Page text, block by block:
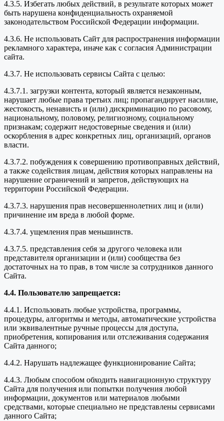
4.3.5. Избегать любых действий, в результате которых может
быть нарушена конфиденциальность охраняемой
законодательством Российской Федерации информации.
4.3.6. Не использовать Сайт для распространения информации
рекламного характера, иначе как с согласия Администрации
сайта.
4.3.7. Не использовать сервисы Сайта с целью:
4.3.7.1. загрузки контента, который является незаконным,
нарушает любые права третьих лиц; пропагандирует насилие,
жестокость, ненависть и (или) дискриминацию по расовому,
национальному, половому, религиозному, социальному
признакам; содержит недостоверные сведения и (или)
оскорбления в адрес конкретных лиц, организаций, органов
власти.
4.3.7.2. побуждения к совершению противоправных действий,
а также содействия лицам, действия которых направлены на
нарушение ограничений и запретов, действующих на
территории Российской Федерации.
4.3.7.3. нарушения прав несовершеннолетних лиц и (или)
причинение им вреда в любой форме.
4.3.7.4. ущемления прав меньшинств.
4.3.7.5. представления себя за другого человека или
представителя организации и (или) сообщества без
достаточных на то прав, в том числе за сотрудников данного
Сайта.
4.4. Пользователю запрещается:
4.4.1. Использовать любые устройства, программы,
процедуры, алгоритмы и методы, автоматические устройства
или эквивалентные ручные процессы для доступа,
приобретения, копирования или отслеживания содержания
Сайта данного;
4.4.2. Нарушать надлежащее функционирование Сайта;
4.4.3. Любым способом обходить навигационную структуру
Сайта для получения или попытки получения любой
информации, документов или материалов любыми
средствами, которые специально не представлены сервисами
данного Сайта;